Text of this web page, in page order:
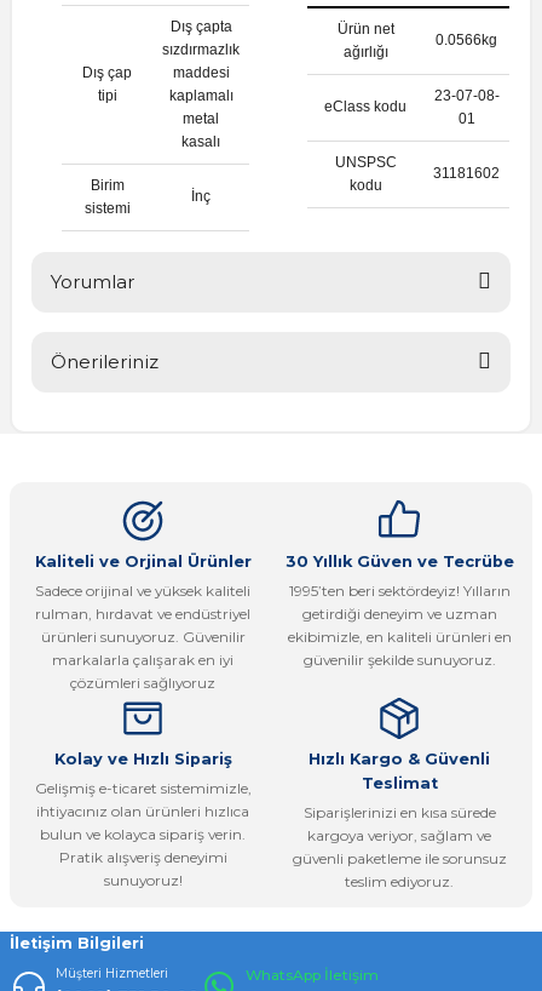
Dış çap
tipi
Dış çapta
sızdırmazlık
maddesi
kaplamalı
metal
kasalı
Birim
sistemi
İnç
Ürün net
ağırlığı
0.0566kg
eClass kodu
23-07-08-
01
UNSPSC
kodu
31181602
Yorumlar
Önerileriniz
Görüş ve önerileriniz için teşekkür ederiz.
Ürün resmi kalitesiz, bozuk veya görüntülenemiyor.
Ürün açıklamasında eksik bilgiler bulunuyor.
Ürün bilgilerinde hatalar bulunuyor.
Ürün fiyatı diğer sitelerden daha pahalı.
Bu ürüne benzer farklı alternatifler olmalı.
Gönder
Kaliteli ve Orjinal Ürünler
Sadece orijinal ve yüksek kaliteli
rulman, hırdavat ve endüstriyel
ürünleri sunuyoruz. Güvenilir
markalarla çalışarak en iyi
çözümleri sağlıyoruz
30 Yıllık Güven ve Tecrübe
1995’ten beri sektördeyiz! Yılların
getirdiği deneyim ve uzman
ekibimizle, en kaliteli ürünleri en
güvenilir şekilde sunuyoruz.
Kolay ve Hızlı Sipariş
Gelişmiş e-ticaret sistemimizle,
ihtiyacınız olan ürünleri hızlıca
bulun ve kolayca sipariş verin.
Pratik alışveriş deneyimi
sunuyoruz!
Hızlı Kargo & Güvenli
Teslimat
Siparişlerinizi en kısa sürede
kargoya veriyor, sağlam ve
güvenli paketleme ile sorunsuz
teslim ediyoruz.
İletişim Bilgileri
Müşteri Hizmetleri
WhatsApp İletişim